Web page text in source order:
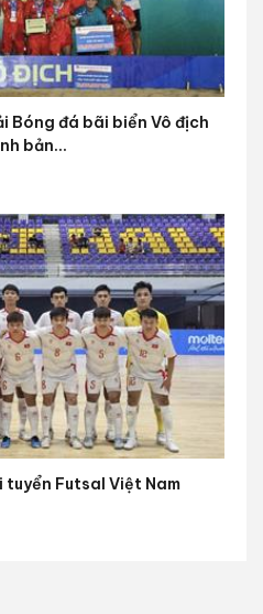
Bóng đá bãi biển Vô địch
bản...
tuyển Futsal Việt Nam